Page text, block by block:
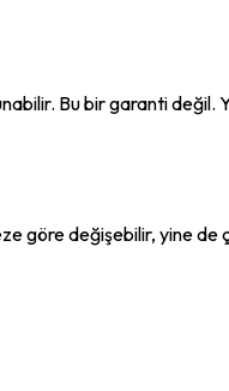
Bu bir garanti değil.
göre değişebilir, yine de